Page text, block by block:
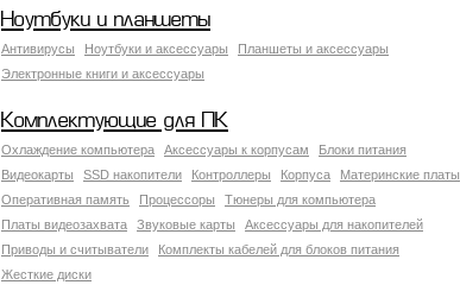
Ноутбуки и планшеты
Антивирусы Ноутбуки и аксессуары
Планшеты и аксессуары
Электронные книги и аксессуары
Комплектующие для ПК
Охлаждение компьютера Аксессуары к корпусам
Блоки питания
Видеокарты
SSD накопители Контроллеры Корпуса
Материнские платы
Оперативная память
Процессоры
Тюнеры для компьютера
Платы видеозахвата
Звуковые карты
Аксессуары для накопителей
Приводы и считыватели
Комплекты кабелей для блоков питания
Жесткие диски